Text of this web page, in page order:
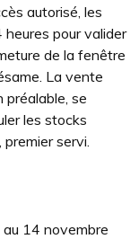
autorisé, les
pour valider
de la fenêtre
La vente
préalable, se
les stocks
servi.
14 novembre